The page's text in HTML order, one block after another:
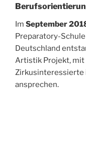
Im September
Preparatory-
Deutschland
Artistik Projekt, mit
Zirkusinteressierte
ansprechen.